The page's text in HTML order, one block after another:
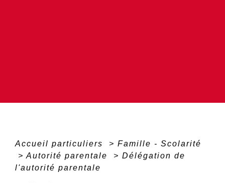
Accueil particuliers > Famille - Scolarité
> Autorité parentale > Délégation de
l'autorité parentale